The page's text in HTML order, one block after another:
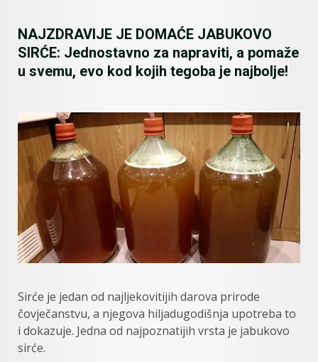
NAJZDRAVIJE JE DOMAĆE JABUKOVO
SIRĆE: Jednostavno za napraviti, a pomaže
u svemu, evo kod kojih tegoba je najbolje!
Sirće je jedan od najljekovitijih darova prirode
čovječanstvu, a njegova hiljadugodišnja upotreba to
i dokazuje. Jedna od najpoznatijih vrsta je jabukovo
sirće.